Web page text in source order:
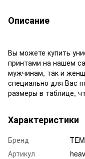
Описание
Вы можете купить
принтами на нашем
мужчинам, так и
специально для Вас
размеры в таблице,
Характеристики
Бренд
Артикул